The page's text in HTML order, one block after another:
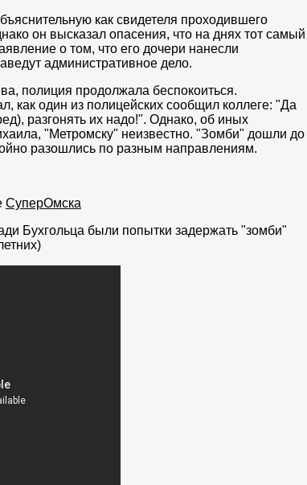
как свидетеля проходившего
он высказал опасения, что на днях тот самый
о том, что его дочери нанесли
административное дело.
полиция продолжала беспокоиться.
как один из полицейских сообщил коллеге: "Да
разгонять их надо!". Однако, об иных
"Метромску" неизвестно. "Зомби" дошли до
разошлись по разным направлениям.
СуперОмска
Бухгольца были попытки задержать "зомби"